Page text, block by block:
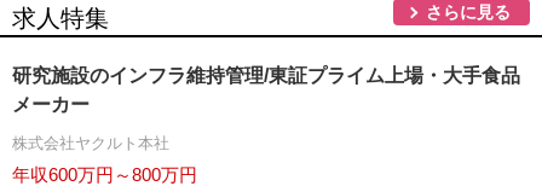
求人特集 さらに見る
研究施設のインフラ維持管理/東証プライム上場・大手食品
メーカー
株式会社ヤクルト本社
年収600万円～800万円